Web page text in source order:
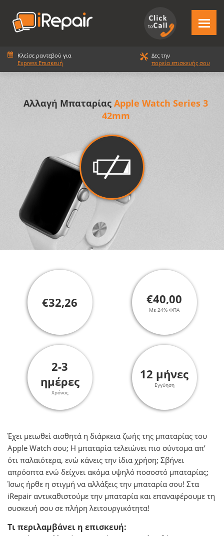
Κλείσε ραντεβού για
Express Επισκευή
Δες την
πορεία επισκευής σου
Αλλαγή Μπαταρίας Apple Watch Series 3
42mm
€32,26 €40,00
Με 24% ΦΠΑ
2-3
ημέρες
Χρόνος
12 μήνες
Εγγύηση
Έχει μειωθεί αισθητά η διάρκεια ζωής της μπαταρίας του
Apple Watch σου; H μπαταρία τελειώνει πιο σύντομα απ’
ότι παλαιότερα, ενώ κάνεις την ίδια χρήση; Σβήνει
απρόοπτα ενώ δείχνει ακόμα υψηλό ποσοστό μπαταρίας;
Ίσως ήρθε η στιγμή να αλλάξεις την μπαταρία σου! Στα
iRepair αντικαθιστούμε την μπαταρία και επαναφέρουμε τη
συσκευή σου σε πλήρη λειτουργικότητα!
Τι περιλαμβάνει η επισκευή: